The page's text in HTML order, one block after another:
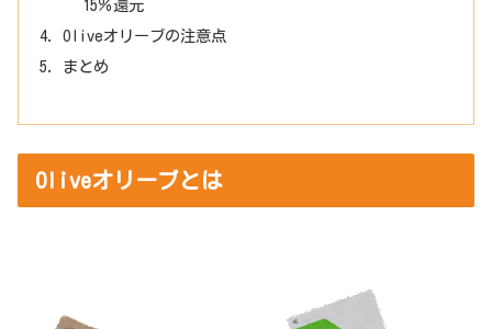
15％還元
Oliveオリーブの注意点
まとめ
Oliveオリーブとは